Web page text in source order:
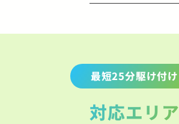
最短25分駆け付け
対応エリア